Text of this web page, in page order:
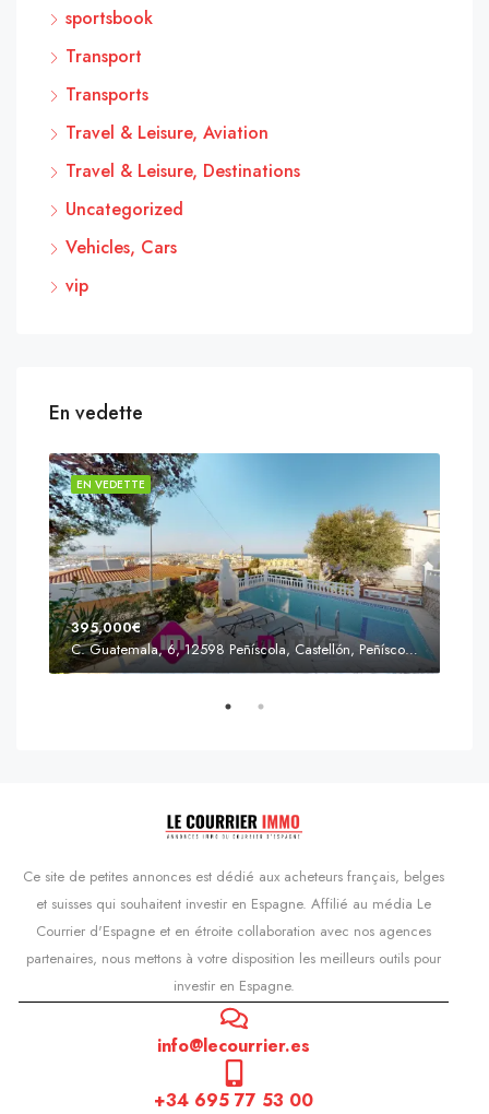
sportsbook
Transport
Transports
Travel & Leisure, Aviation
Travel & Leisure, Destinations
Uncategorized
Vehicles, Cars
vip
En vedette
EN VEDETTE
395,000€
C. Guatemala, 6, 12598 Peñíscola, Castellón, Peñíscola, Communauté valencienne
Ce site de petites annonces est dédié aux acheteurs français, belges
et suisses qui souhaitent investir en Espagne. Affilié au média Le
Courrier d'Espagne et en étroite collaboration avec nos agences
partenaires, nous mettons à votre disposition les meilleurs outils pour
investir en Espagne.
info@lecourrier.es
+34 695 77 53 00